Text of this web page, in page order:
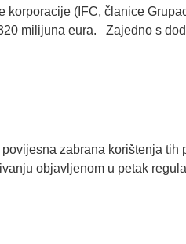
(IFC, članice
milijuna eura. Zajedno s
zabrana korištenja tih
objavljenom u petak